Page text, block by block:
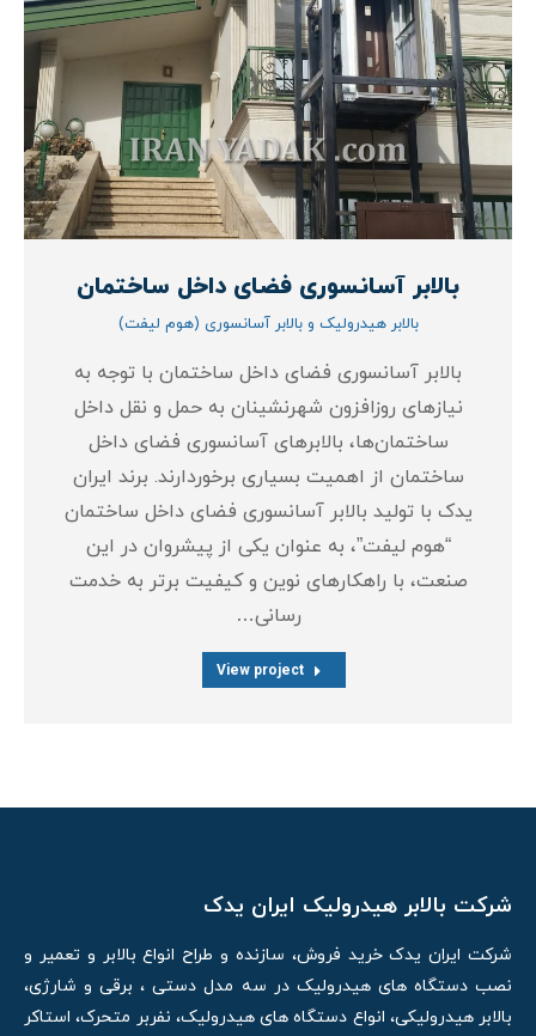
بالابر آسانسوری فضای داخل ساختمان
بالابر هیدرولیک و بالابر آسانسوری (هوم لیفت)
بالابر آسانسوری فضای داخل ساختمان با توجه به
نیازهای روزافزون شهرنشینان به حمل و نقل داخل
ساختمان‌ها، بالابرهای آسانسوری فضای داخل
ساختمان از اهمیت بسیاری برخوردارند. برند ایران
یدک با تولید بالابر آسانسوری فضای داخل ساختمان
“هوم لیفت”، به عنوان یکی از پیشروان در این
صنعت، با راهکارهای نوین و کیفیت برتر به خدمت
رسانی…
View project
شرکت بالابر هیدرولیک ایران یدک
شرکت ایران یدک خرید فروش، سازنده و طراح انواع بالابر و تعمیر و
نصب دستگاه های هیدرولیک در سه مدل دستی ، برقی و شارژی،
بالابر هیدرولیکی، انواع دستگاه های هیدرولیک، نفربر متحرک، استاکر